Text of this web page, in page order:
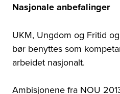
Nasjonale anbefalinger
UKM, Ungdom og Fritid
bør benyttes som
arbeidet nasjonalt.
Ambisjonene fra NOU